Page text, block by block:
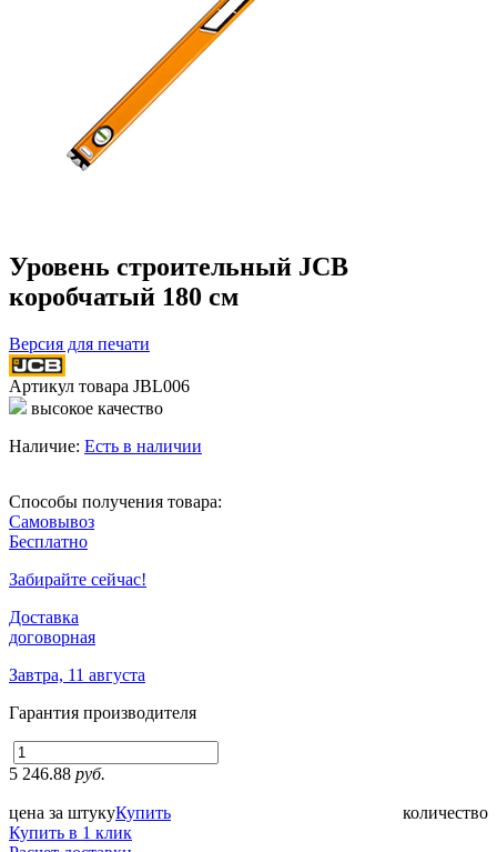
Уровень строительный JCB
коробчатый 180 см
Версия для печати
Артикул товара JBL006
высокое качество
Наличие: Есть в наличии
Способы получения товара:
Самовывоз
Бесплатно
Забирайте сейчас!
Доставка
договорная
Завтра, 11 августа
Гарантия производителя
5 246.88 руб.
цена за штуку количество
Купить
Купить в 1 клик